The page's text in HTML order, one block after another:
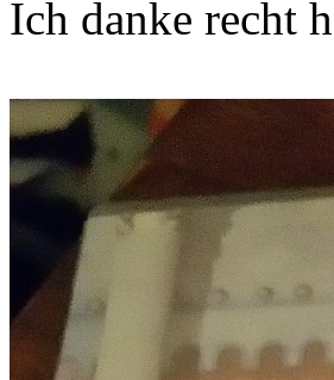
Ich danke recht